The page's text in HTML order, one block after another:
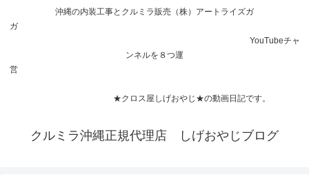
沖縄の内装工事とクルミラ販売（株）アートライズガ
ガ
YouTubeチャ
ンネルを８つ運
営
★クロス屋しげおやじ★の動画日記です。
クルミラ沖縄正規代理店 しげおやじブログ